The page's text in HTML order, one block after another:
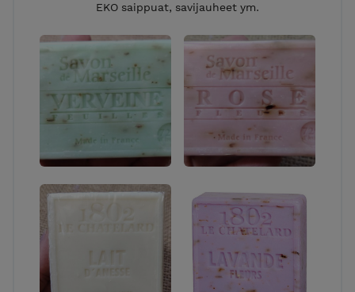
EKO saippuat, savijauheet ym.